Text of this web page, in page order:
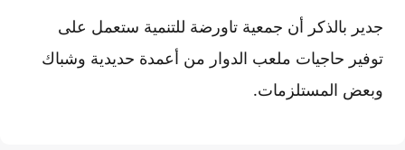
جدير بالذكر أن جمعية تاورضة للتنمية ستعمل على
توفير حاجيات ملعب الدوار من أعمدة حديدية وشباك
وبعض المستلزمات.